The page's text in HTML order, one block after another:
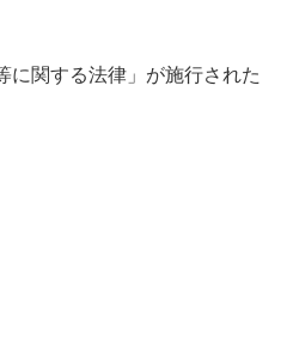
に関する法律」が施行された